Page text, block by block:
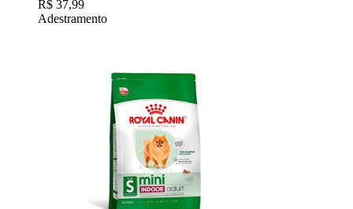
R$ 37,99
Adestramento